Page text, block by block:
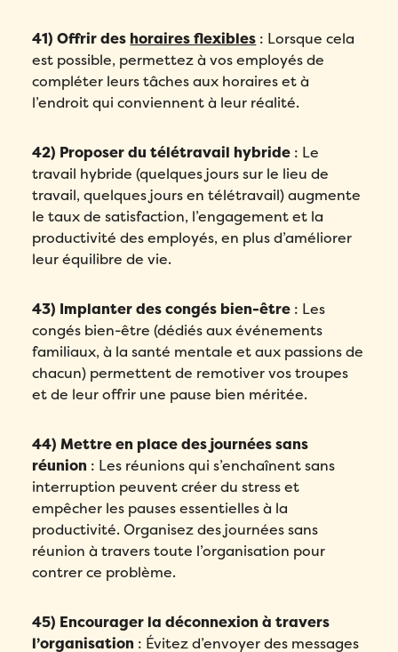
41) Offrir des horaires flexibles : Lorsque cela
est possible, permettez à vos employés de
compléter leurs tâches aux horaires et à
l’endroit qui conviennent à leur réalité.
42) Proposer du télétravail hybride : Le
travail hybride (quelques jours sur le lieu de
travail, quelques jours en télétravail) augmente
le taux de satisfaction, l’engagement et la
productivité des employés, en plus d’améliorer
leur équilibre de vie.
43) Implanter des congés bien-être : Les
congés bien-être (dédiés aux événements
familiaux, à la santé mentale et aux passions de
chacun) permettent de remotiver vos troupes
et de leur offrir une pause bien méritée.
44) Mettre en place des journées sans
réunion : Les réunions qui s’enchaînent sans
interruption peuvent créer du stress et
empêcher les pauses essentielles à la
productivité. Organisez des journées sans
réunion à travers toute l’organisation pour
contrer ce problème.
45) Encourager la déconnexion à travers
l’organisation : Évitez d’envoyer des messages